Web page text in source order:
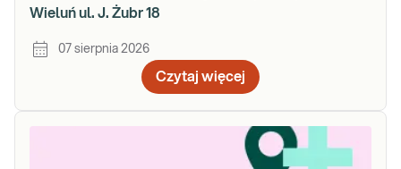
Wieluń ul. J. Żubr 18
07 sierpnia 2026
Czytaj więcej